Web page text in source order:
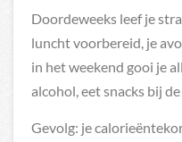
Doordeweeks leef je
luncht voorbereid, je
in het weekend gooi je
alcohol, eet snacks bij de
Gevolg: je